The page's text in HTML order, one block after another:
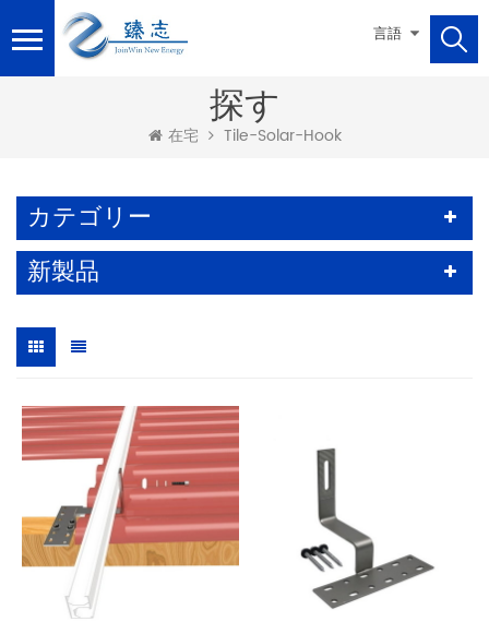
言語
探す
在宅 Tile-Solar-Hook
カテゴリー
新製品